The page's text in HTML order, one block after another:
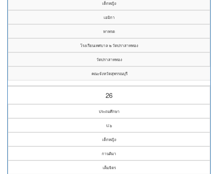
เด็กหญิง
เอมิกา
หาพรต
โรงเรียนเทศบาล ๒ วัดปราสาททอง
วัดปราสาททอง
คณะจังหวัดสุพรรณบุรี
26
ประถมศึกษา
ป.๖
เด็กหญิง
กานติมา
เต็มจิตร